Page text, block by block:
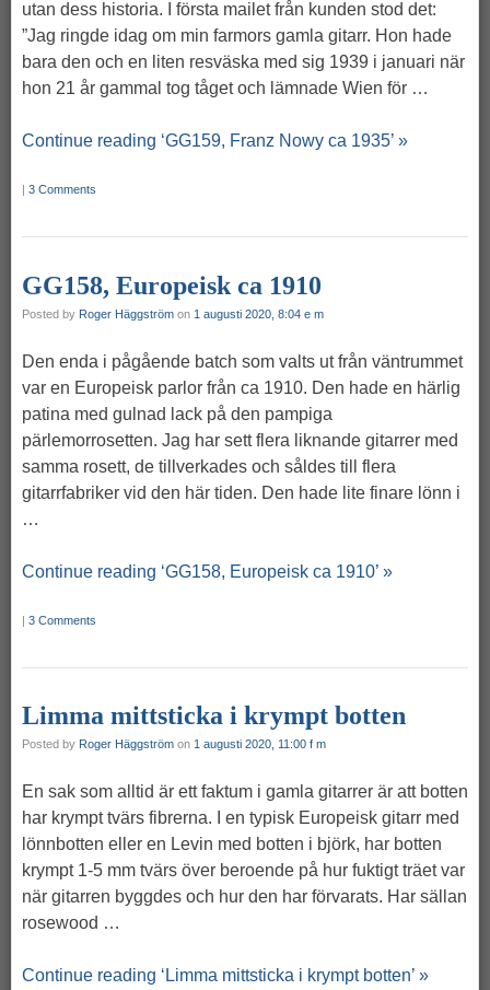
utan dess historia. I första mailet från kunden stod det:
”Jag ringde idag om min farmors gamla gitarr. Hon hade
bara den och en liten resväska med sig 1939 i januari när
hon 21 år gammal tog tåget och lämnade Wien för …
Continue reading ‘GG159, Franz Nowy ca 1935’ »
| 3 Comments
GG158, Europeisk ca 1910
Posted by Roger Häggström on 1 augusti 2020, 8:04 e m
Den enda i pågående batch som valts ut från väntrummet
var en Europeisk parlor från ca 1910. Den hade en härlig
patina med gulnad lack på den pampiga
pärlemorrosetten. Jag har sett flera liknande gitarrer med
samma rosett, de tillverkades och såldes till flera
gitarrfabriker vid den här tiden. Den hade lite finare lönn i
…
Continue reading ‘GG158, Europeisk ca 1910’ »
| 3 Comments
Limma mittsticka i krympt botten
Posted by Roger Häggström on 1 augusti 2020, 11:00 f m
En sak som alltid är ett faktum i gamla gitarrer är att botten
har krympt tvärs fibrerna. I en typisk Europeisk gitarr med
lönnbotten eller en Levin med botten i björk, har botten
krympt 1-5 mm tvärs över beroende på hur fuktigt träet var
när gitarren byggdes och hur den har förvarats. Har sällan
rosewood …
Continue reading ‘Limma mittsticka i krympt botten’ »